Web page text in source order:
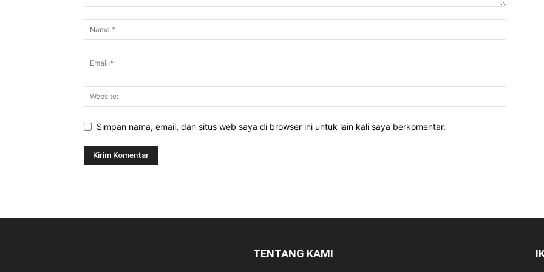
Simpan nama, email, dan situs web saya di browser ini untuk lain kali saya berkomentar.
TENTANG KAMI